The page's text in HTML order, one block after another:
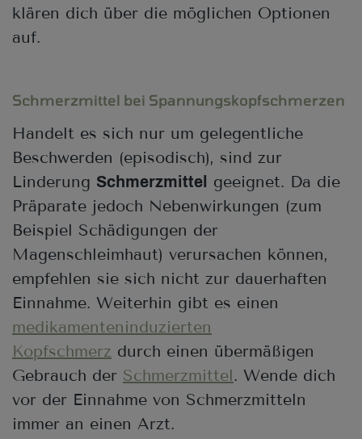
klären dich über die möglichen Optionen
auf.
Schmerzmittel bei Spannungskopfschmerzen
Handelt es sich nur um gelegentliche
Beschwerden (episodisch), sind zur
Linderung Schmerzmittel
geeignet. Da die
Präparate jedoch Nebenwirkungen (zum
Beispiel Schädigungen der
Magenschleimhaut) verursachen können,
empfehlen sie sich nicht zur dauerhaften
Einnahme. Weiterhin gibt es einen
medikamenteninduzierten
Kopfschmerz durch einen übermäßigen
Gebrauch der Schmerzmittel. Wende dich
vor der Einnahme von Schmerzmitteln
immer an einen Arzt.